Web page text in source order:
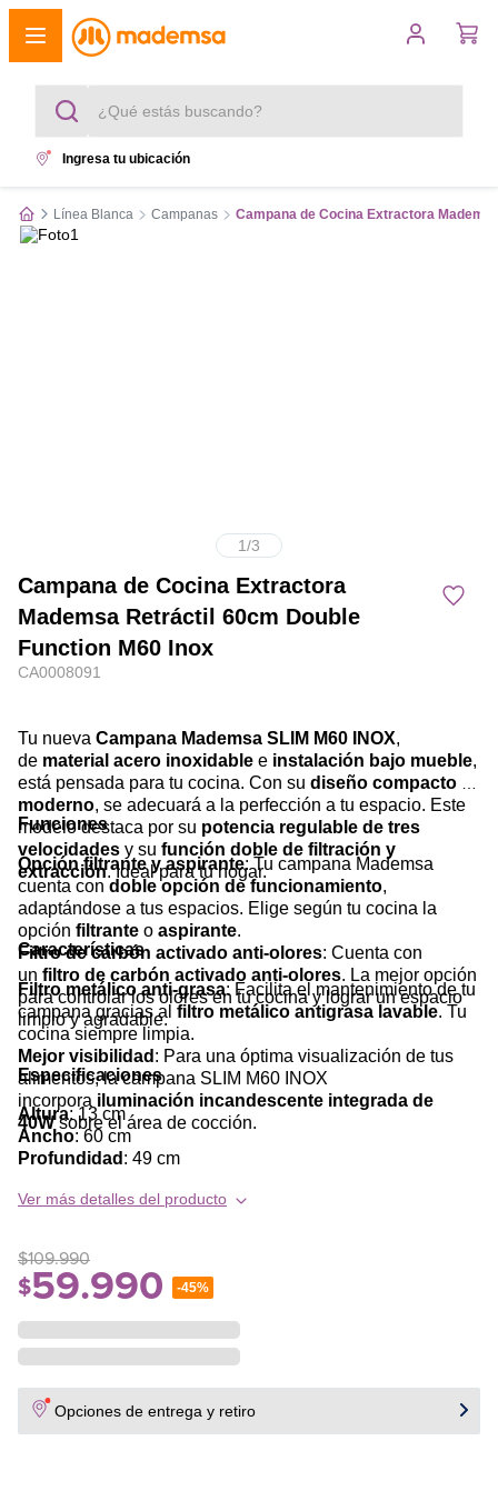
¿Qué estás buscando?
1
Ingresa tu ubicación
Línea Blanca Campanas Campana de Cocina Extractora
1/3
Campana de Cocina Extractora
Mademsa Retráctil 60cm Double
Function M60 Inox
CA0008091
Tu nueva Campana Mademsa SLIM M60 INOX,
de material acero inoxidable e instalación bajo mueble,
está pensada para tu cocina. Con su diseño compacto y
moderno, se adecuará a la perfección a tu espacio. Este
modelo destaca por su potencia regulable de tres
velocidades y su función doble de filtración y
extracción. Ideal para tu hogar.
Funciones
Opción filtrante y aspirante: Tu campana Mademsa
cuenta con doble opción de funcionamiento,
adaptándose a tus espacios. Elige según tu cocina la
opción filtrante o aspirante.
Filtro de carbón activado anti-olores: Cuenta con
un filtro de carbón activado anti-olores. La mejor opción
para controlar los olores en tu cocina y lograr un espacio
limpio y agradable.
Características
Filtro metálico anti-grasa: Facilita el mantenimiento de tu
campana gracias al filtro metálico antigrasa lavable. Tu
cocina siempre limpia.
Mejor visibilidad : Para una óptima visualización de tus
alimentos, la campana SLIM M60 INOX
incorpora iluminación incandescente integrada de
40Wsobre el área de cocción.
Especificaciones
Altura: 13 cm
Ancho: 60 cm
Profundidad : 49 cm
Ver más detalles del producto
$109.990
$59.990 -45%
Opciones de entrega y retiro